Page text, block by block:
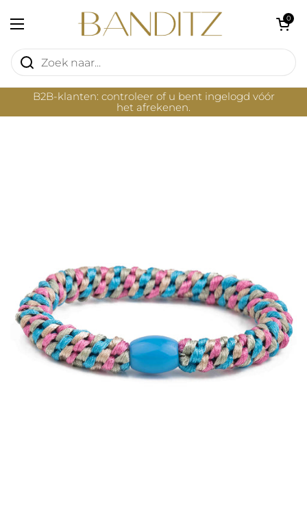
Menu openen
Winkelwagentje
0
B2B-klanten: controleer of u bent ingelogd vóór
het afrekenen.